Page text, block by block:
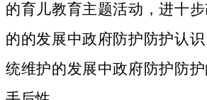
的育儿教育主题活动，进十
的的发展中政府防护防护认
统维护的发展中政府防护防